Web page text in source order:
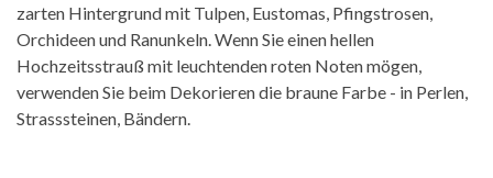
zarten Hintergrund mit Tulpen, Eustomas, Pfingstrosen,
Orchideen und Ranunkeln. Wenn Sie einen hellen
Hochzeitsstrauß mit leuchtenden roten Noten mögen,
verwenden Sie beim Dekorieren die braune Farbe - in Perlen,
Strasssteinen, Bändern.